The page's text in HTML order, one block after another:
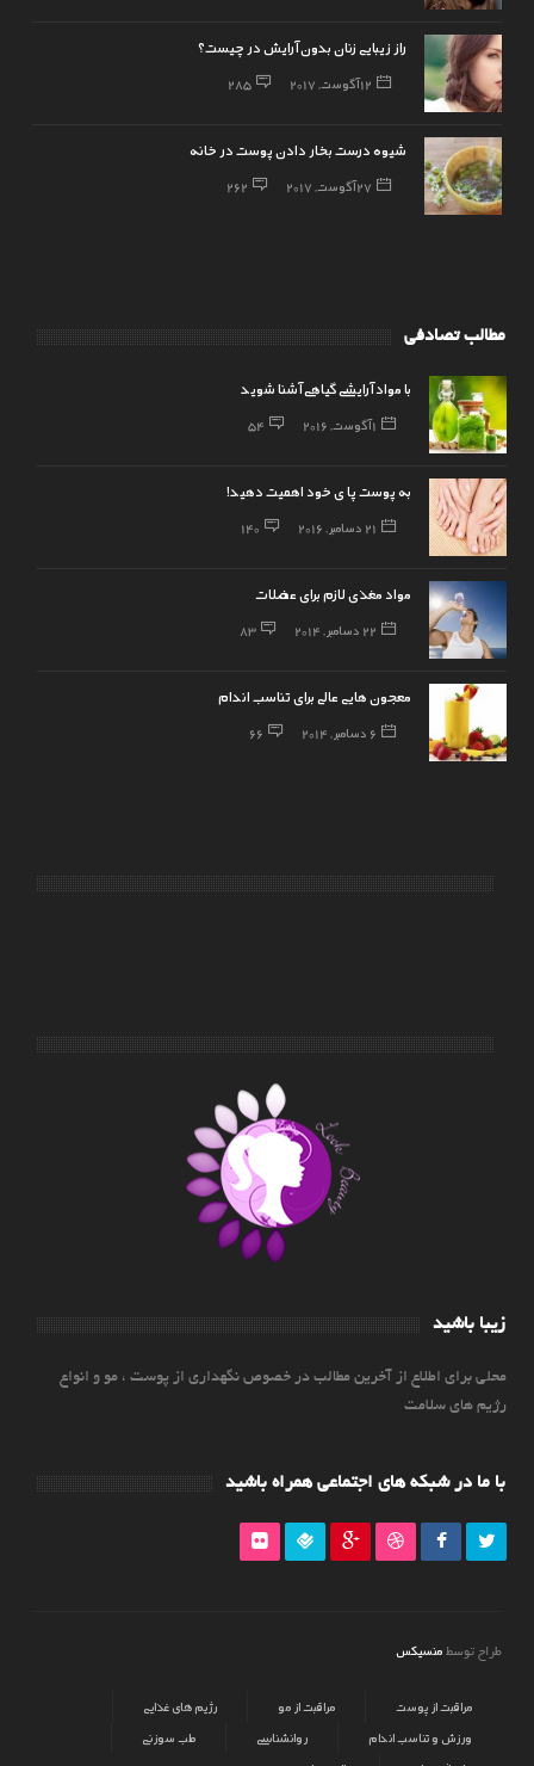
راز زیبایی زنان بدون آرایش در چیست؟
12 آگوست, 2017 285
شیوه درست بخار دادن پوست در خانه
27 آگوست, 2017 262
مطالب تصادفی
با مواد آرایشی گیاهی آشنا شوید
1 آگوست, 2016 54
به پوست پا ی خود اهمیت دهید!
21 دسامبر, 2016 140
مواد مغذی لازم برای عضلات
22 دسامبر, 2014 83
معجون هایی عالی برای تناسب اندام
6 دسامبر, 2014 66
زیبا باشید
محلی برای اطلاع از آخرین مطالب در خصوص نگهداری از پوست ، مو و انواع
رژیم های سلامت
با ما در شبکه های اجتماعی همراه باشید
طراح توسط منسیکس
مراقبت از پوست مراقبت از مو
رژیم های غذایی
ورزش و تناسب اندام
روانشناسی
طب سوزنی